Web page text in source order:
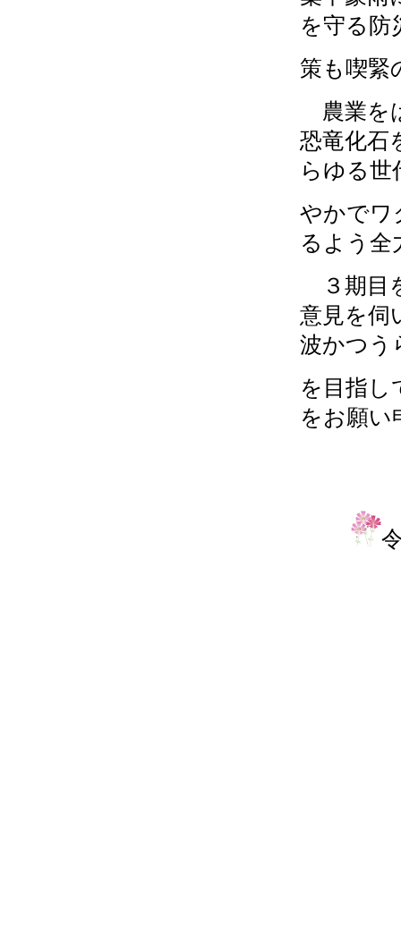
を守る防
策も喫
農業を
恐竜化石
らゆる世
やかでワ
るよう全
３期目
意見を伺
波かつう
を目指し
をお願い